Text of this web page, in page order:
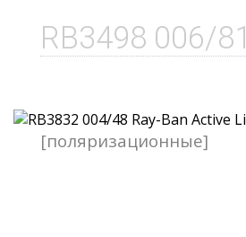
RB3498 006/81
[поляризационные]